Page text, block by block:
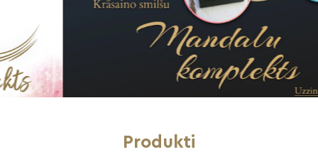
Produkti